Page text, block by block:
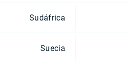
Sudáfrica
Suecia